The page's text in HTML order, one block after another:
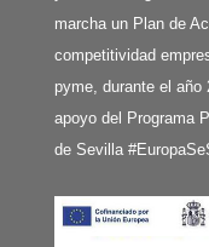
marcha un Plan de
competitividad
pyme, durante el año
apoyo del Programa
de Sevilla